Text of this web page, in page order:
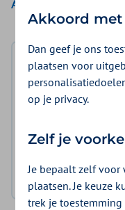
Aon Vitaal
Log in met DigiD
Log in en bekijk
Geen DigiD?
Akkoord met
Dan geef je ons
plaatsen voor
op je privacy.
Zelf je
Je bepaalt zelf
plaatsen. Je keuze
trek je toestemming